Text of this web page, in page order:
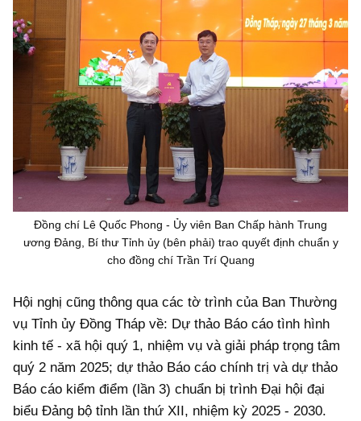
Đồng chí Lê Quốc Phong - Ủy viên Ban Chấp hành Trung
ương Đảng, Bí thư Tỉnh ủy (bên phải) trao quyết định chuẩn y
cho đồng chí Trần Trí Quang
Hội nghị cũng thông qua các tờ trình của Ban Thường
vụ Tỉnh ủy Đồng Tháp về: Dự thảo Báo cáo tình hình
kinh tế - xã hội quý 1, nhiệm vụ và giải pháp trọng tâm
quý 2 năm 2025; dự thảo Báo cáo chính trị và dự thảo
Báo cáo kiểm điểm (lần 3) chuẩn bị trình Đại hội đại
biểu Đảng bộ tỉnh lần thứ XII, nhiệm kỳ 2025 - 2030.